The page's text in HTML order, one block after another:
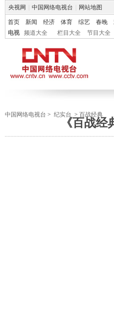
央视网 中国网络电视台 网站地图
首页 新闻 经济 体育 综艺 春晚
电视
频道大全 栏目大全 节目大全
中国网络电视台 > 纪实台 > 百战经典
《百战